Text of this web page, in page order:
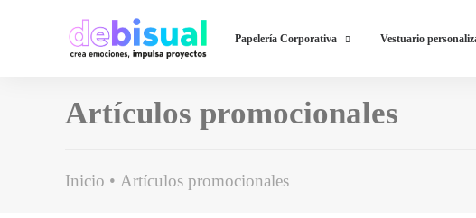
Papelería Corporativa Vestuario
Artículos promocionales
Inicio Artículos promocionales